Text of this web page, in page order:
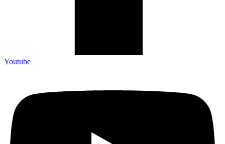
Youtube